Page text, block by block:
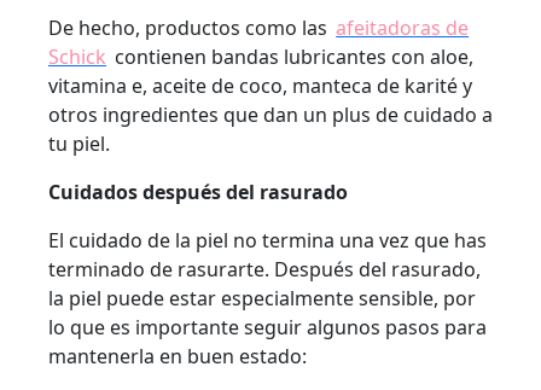
De hecho, productos como las afeitadoras de
Schick contienen bandas lubricantes con aloe,
vitamina e, aceite de coco, manteca de karité y
otros ingredientes que dan un plus de cuidado a
tu piel.
Cuidados después del rasurado
El cuidado de la piel no termina una vez que has
terminado de rasurarte. Después del rasurado,
la piel puede estar especialmente sensible, por
lo que es importante seguir algunos pasos para
mantenerla en buen estado: